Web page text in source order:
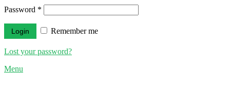
Password *
Remember me
Lost your password?
Menu